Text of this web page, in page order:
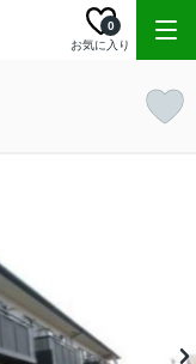
お気に入り
0